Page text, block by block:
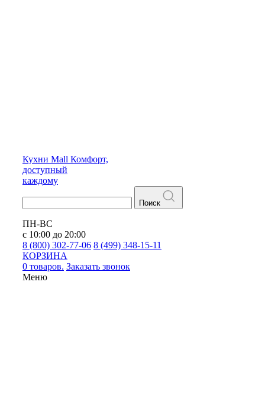
Кухни Mall Комфорт,
доступный
каждому
Поиск
ПН-ВС
с 10:00 до 20:00
8 (800) 302-77-06 8 (499) 348-15-11
КОРЗИНА
0 товаров. Заказать звонок
Меню